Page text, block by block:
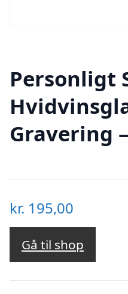
Personligt
Gravering
kr. 195,00
Gå til shop